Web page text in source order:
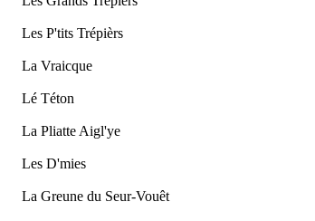
Les P'tits Trépièrs
La Vraicque
Lé Téton
La Pliatte Aigl'ye
Les D'mies
La Greune du Seur-Vouêt